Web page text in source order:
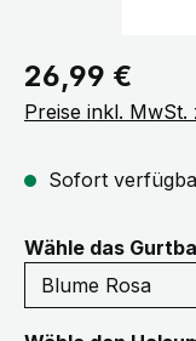
Regulärer Preis:
26,99 €
Preise inkl.
Sofort
Wähle das